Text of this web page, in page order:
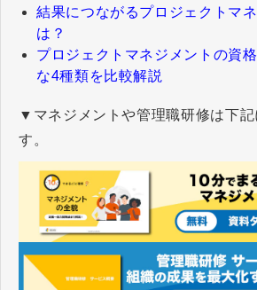
結果につながるプロジェクトマ
は？
プロジェクトマネジメントの資
な4種類を比較解説
▼マネジメントや管理職研修は下記
す。